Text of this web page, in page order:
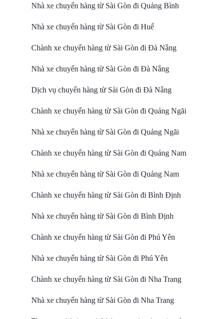
Nhà xe chuyển hàng từ Sài Gòn đi Quảng Bình
Nhà xe chuyển hàng từ Sài Gòn đi Huế
Chành xe chuyển hàng từ Sài Gòn đi Đà Nẵng
Nhà xe chuyển hàng từ Sài Gòn đi Đà Nẵng
Dịch vụ chuyển hàng từ Sài Gòn đi Đà Nẵng
Chành xe chuyển hàng từ Sài Gòn đi Quảng Ngãi
Nhà xe chuyển hàng từ Sài Gòn đi Quảng Ngãi
Chành xe chuyển hàng từ Sài Gòn đi Quảng Nam
Nhà xe chuyển hàng từ Sài Gòn đi Quảng Nam
Chành xe chuyển hàng từ Sài Gòn đi Bình Định
Nhà xe chuyển hàng từ Sài Gòn đi Bình Định
Chành xe chuyển hàng từ Sài Gòn đi Phú Yên
Nhà xe chuyển hàng từ Sài Gòn đi Phú Yên
Chành xe chuyển hàng từ Sài Gòn đi Nha Trang
Nhà xe chuyển hàng từ Sài Gòn đi Nha Trang